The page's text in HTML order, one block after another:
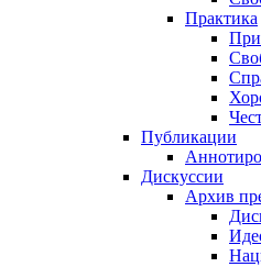
Практика
Публикации
Дискуссии
Архив